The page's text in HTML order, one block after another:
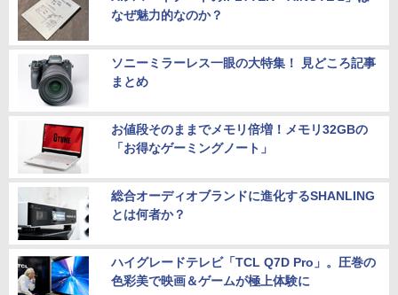
なぜ魅力的なのか？
ソニーミラーレス一眼の大特集！ 見どころ記事
まとめ
お値段そのままでメモリ倍増！メモリ32GBの
「お得なゲーミングノート」
総合オーディオブランドに進化するSHANLING
とは何者か？
ハイグレードテレビ「TCL Q7D Pro」。圧巻の
色彩美で映画＆ゲームが極上体験に